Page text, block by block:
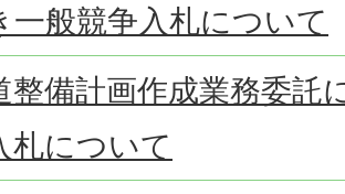
一般競争入札について
整備計画作成業務委託
札について